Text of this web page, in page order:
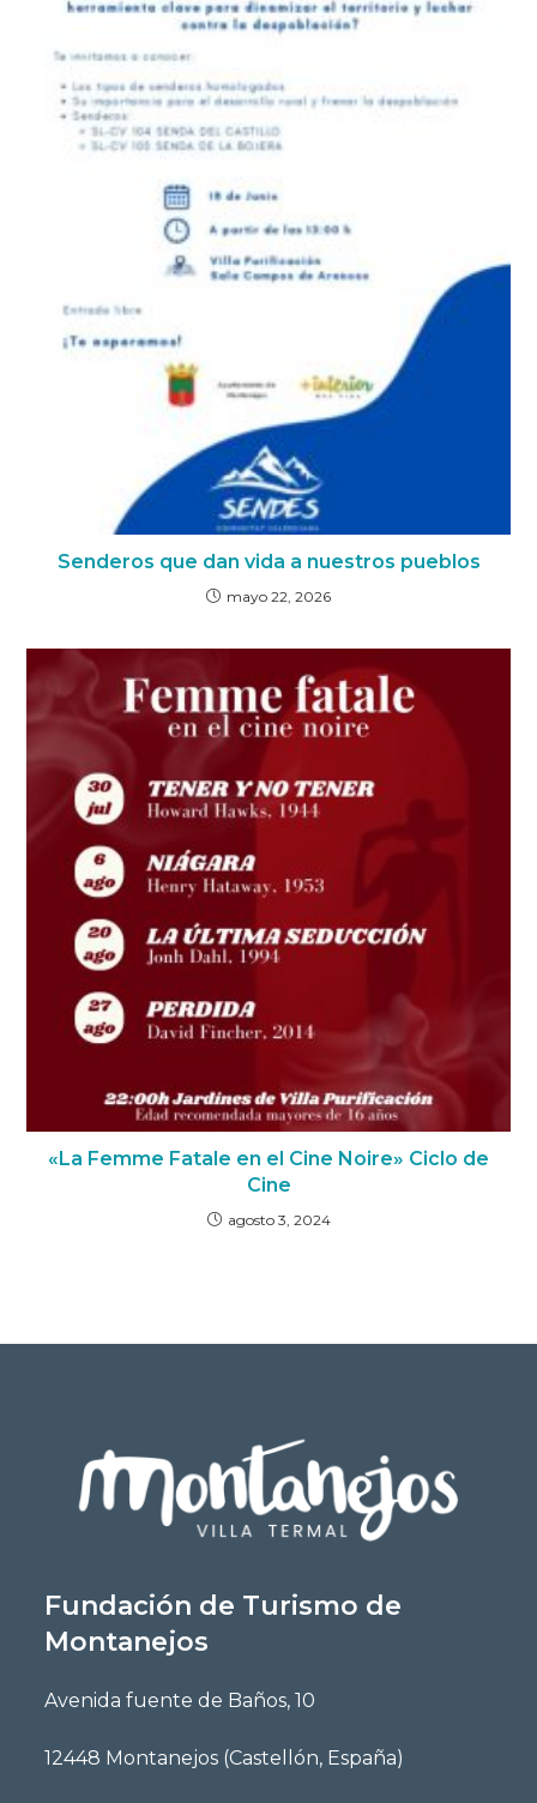
Senderos que dan vida a nuestros pueblos
mayo 22, 2026
«La Femme Fatale en el Cine Noire» Ciclo de
Cine
agosto 3, 2024
Fundación de Turismo de
Montanejos
Avenida fuente de Baños, 10
12448 Montanejos (Castellón, España)